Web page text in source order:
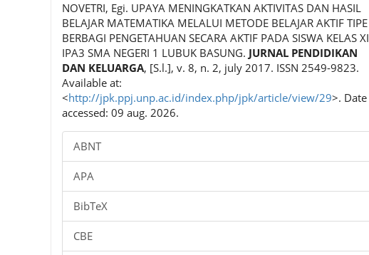
NOVETRI, Egi. UPAYA MENINGKATKAN AKTIVITAS DAN HASIL
BELAJAR MATEMATIKA MELALUI METODE BELAJAR AKTIF TIPE
BERBAGI PENGETAHUAN SECARA AKTIF PADA SISWA KELAS XI
IPA3 SMA NEGERI 1 LUBUK BASUNG. JURNAL PENDIDIKAN
DAN KELUARGA, [S.l.], v. 8, n. 2, july 2017. ISSN 2549-9823.
Available at:
<http://jpk.ppj.unp.ac.id/index.php/jpk/article/view/29>. Date
accessed: 09 aug. 2026.
ABNT
APA
BibTeX
CBE